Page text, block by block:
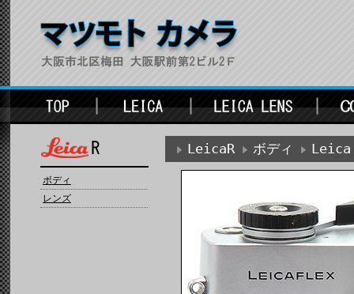
ボディ
レンズ
LeicaR ボディ Leica